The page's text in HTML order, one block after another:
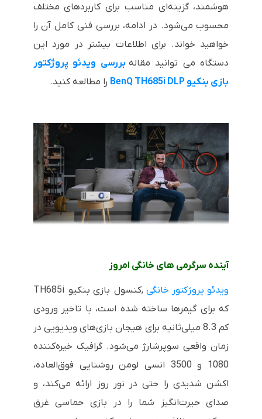
هوشمند، گزینه‌ای مناسب برای کاربردهای مختلف
محسوب می‌شود. در ادامه، بررسی فنی کامل آن را
خواهید خواند. برای اطلاعات بیشتر در مورد این
دستگاه می توانید مقاله بررسی ویدئو پروژکتور
بازی بنکیو BenQ TH685i DLP
را مطالعه کنید.
آینده سرگرمی های خانگی امروز
ویدئو پروژکتور خانگی,کنسول بازی بنکیوTH685i
که برای گیمرها ساخته شده است، با تاخیر ورودی
کم 8.3 میلی‌ثانیه برای هیجان بازی‌های ویدیویی در
زمان واقعی سوپرشارژ می‌شود. گرافیک خیره‌کننده
1080 و 3500 انسی لومن روشنایی فوق‌العاده،
اکشن شدیدی را حتی در نور روز ارائه می‌کند، و
صدای حیرت‌انگیز شما را در بازی حماسی غرق